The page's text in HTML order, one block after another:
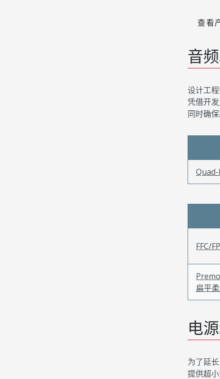
查看
音
设计工
凭借开发
同时确
FFC/
扁平
电
为了延
提供超